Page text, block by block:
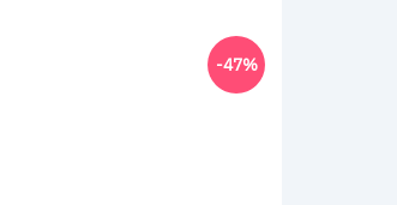
-47%